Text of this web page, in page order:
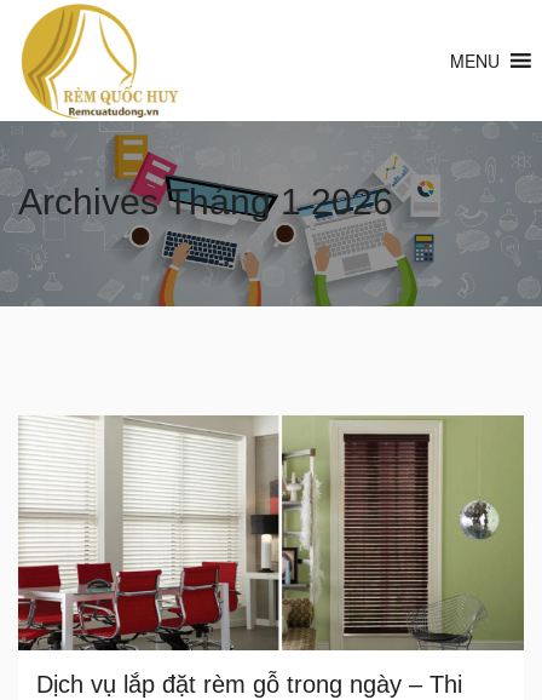
MENU
ArchivesTháng 1 2026
Dịch vụ lắp đặt rèm gỗ trong ngày – Thi